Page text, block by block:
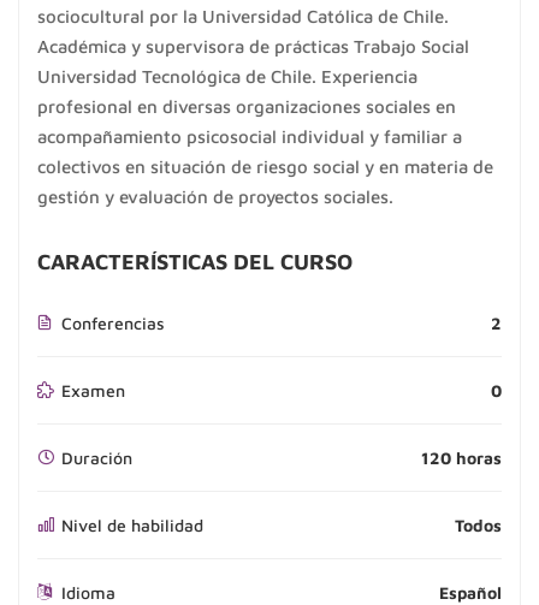
sociocultural por la Universidad Católica de Chile.
Académica y supervisora de prácticas Trabajo Social
Universidad Tecnológica de Chile. Experiencia
profesional en diversas organizaciones sociales en
acompañamiento psicosocial individual y familiar a
colectivos en situación de riesgo social y en materia de
gestión y evaluación de proyectos sociales.
CARACTERÍSTICAS DEL CURSO
Conferencias 2
Examen 0
Duración 120 horas
Nivel de habilidad Todos
Idioma Español